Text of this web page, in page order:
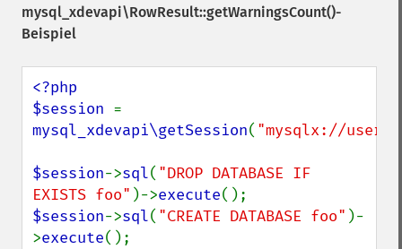
mysql_xdevapi\RowResult::getWarningsCount()-
Beispiel
<?php
$session
mysql_xdevapi\getSession( "mysqlx://
$session->sql( "DROP DATABASE IF
EXISTS foo" )->execute
$session->sql( "CREATE DATABASE foo" )-
>execute